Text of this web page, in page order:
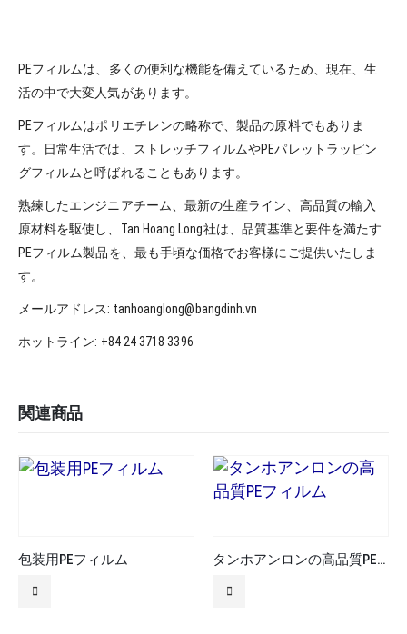
PEフィルムは、多くの便利な機能を備えているため、現在、生
活の中で大変人気があります。
PEフィルムはポリエチレンの略称で、製品の原料でもありま
す。日常生活では、ストレッチフィルムやPEパレットラッピン
グフィルムと呼ばれることもあります。
熟練したエンジニアチーム、最新の生産ライン、高品質の輸入
原材料を駆使し、Tan Hoang Long社は、品質基準と要件を満たす
PEフィルム製品を、最も手頃な価格でお客様にご提供いたしま
す。
メールアドレス: tanhoanglong@bangdinh.vn
ホットライン: +84 24 3718 3396
関連商品
包装用PEフィルム タンホアンロンの高品質PEフィルム